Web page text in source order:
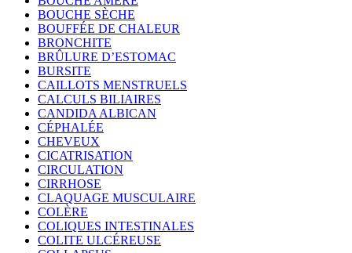
BOUCHE SÈCHE
BOUFFÉE DE CHALEUR
BRONCHITE
BRÛLURE D’ESTOMAC
BURSITE
CAILLOTS MENSTRUELS
CALCULS BILIAIRES
CANDIDA ALBICAN
CÉPHALÉE
CHEVEUX
CICATRISATION
CIRCULATION
CIRRHOSE
CLAQUAGE MUSCULAIRE
COLÈRE
COLIQUES INTESTINALES
COLITE ULCÉREUSE